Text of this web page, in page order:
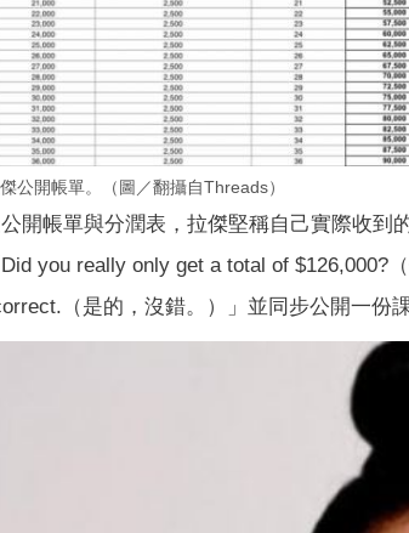
公開帳單。（圖／翻攝自Threads）
開帳單與分潤表，拉傑堅稱自己實際收到
you really only get a total of $126,000?
（是的，沒錯。）」並同步公開一份